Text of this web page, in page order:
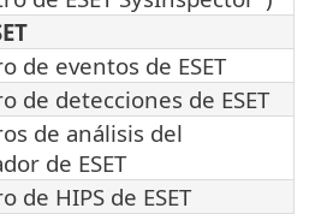
de eventos de ESET
de detecciones de ESET
de análisis del
de ESET
de HIPS de ESET